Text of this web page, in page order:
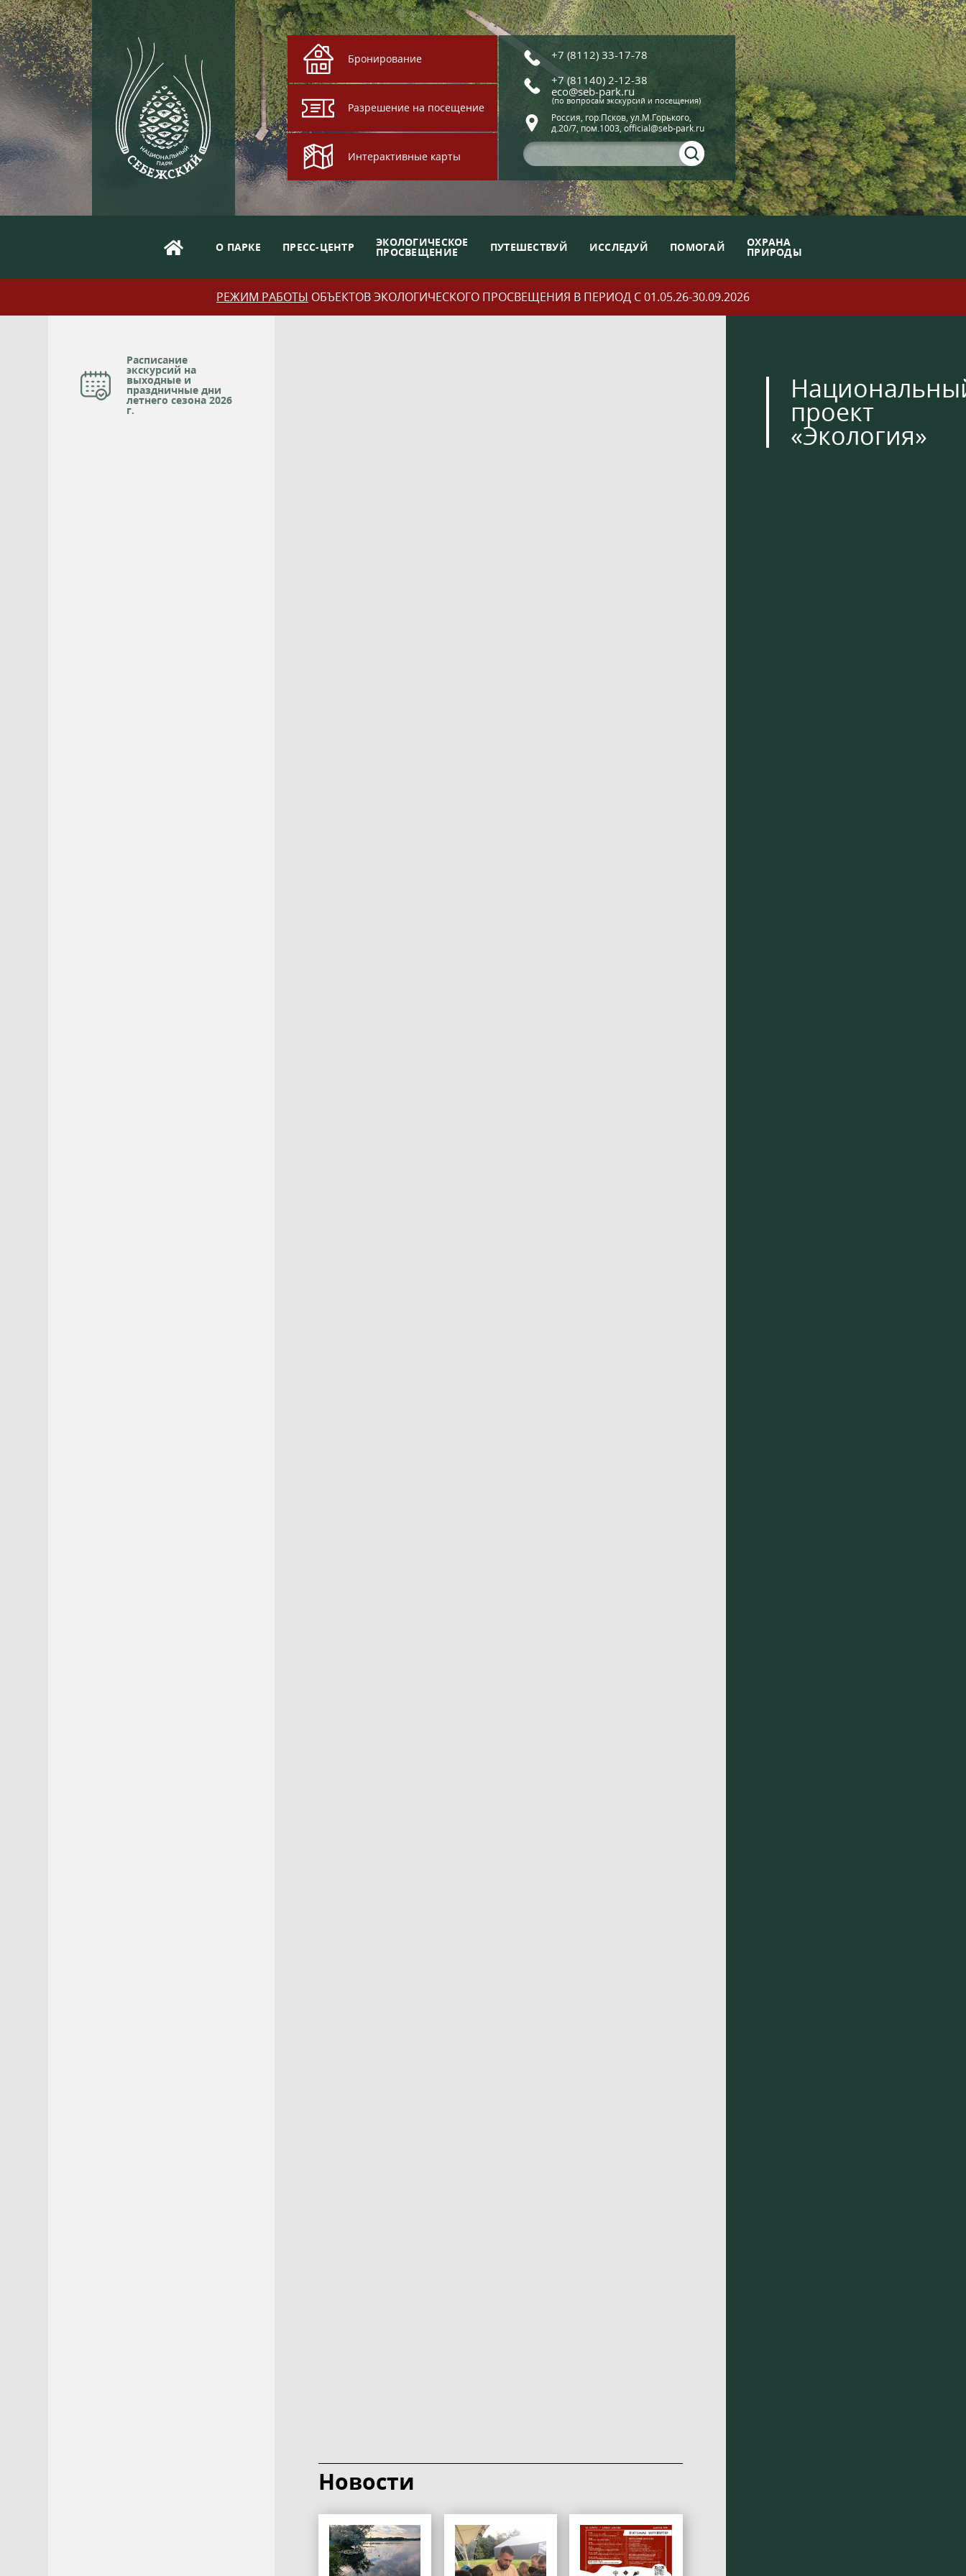
Бронирование
Разрешение на посещение
Интерактивные карты
+7 (8112) 33-17-78
+7 (81140) 2-12-38
eco@seb-park.ru
(по вопросам экскурсий и посещения)
Россия, гор.Псков, ул.М.Горького,
д.20/7, пом.1003, official@seb-park.ru
О ПАРКЕ ПРЕСС-ЦЕНТР ЭКОЛОГИЧЕСКОЕ
ПРОСВЕЩЕНИЕ ПУТЕШЕСТВУЙ ИССЛЕДУЙ ПОМОГАЙ ОХРАНА
ПРИРОДЫ
РЕЖИМ РАБОТЫ ОБЪЕКТОВ ЭКОЛОГИЧЕСКОГО ПРОСВЕЩЕНИЯ В ПЕРИОД С 01.05.26-30.09.2026
Расписание
экскурсий на
выходные и
праздничные дни
летнего сезона 2026
г.
Новости
проект
«Экология»